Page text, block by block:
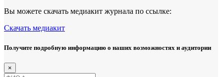
Вы можете скачать медиакит журнала по ссылке:
Скачать медиакит
Получите подробную информацию о наших возможностях и аудитории
×